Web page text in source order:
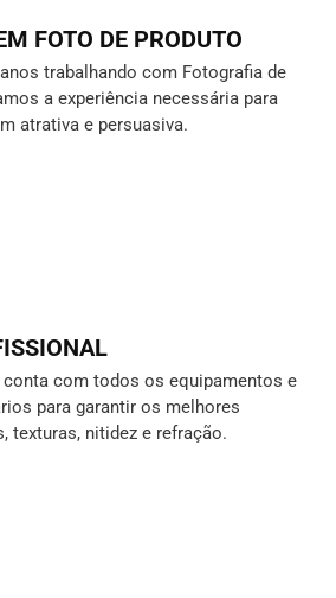
FOTO DE PRODUTO
trabalhando com Fotografia de
a experiência necessária para
atrativa e persuasiva.
com todos os equipamentos e
para garantir os melhores
texturas, nitidez e refração.